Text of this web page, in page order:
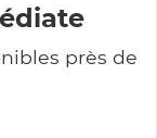
près de